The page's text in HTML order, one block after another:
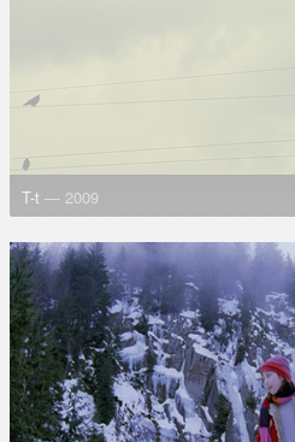
T-t — 2009